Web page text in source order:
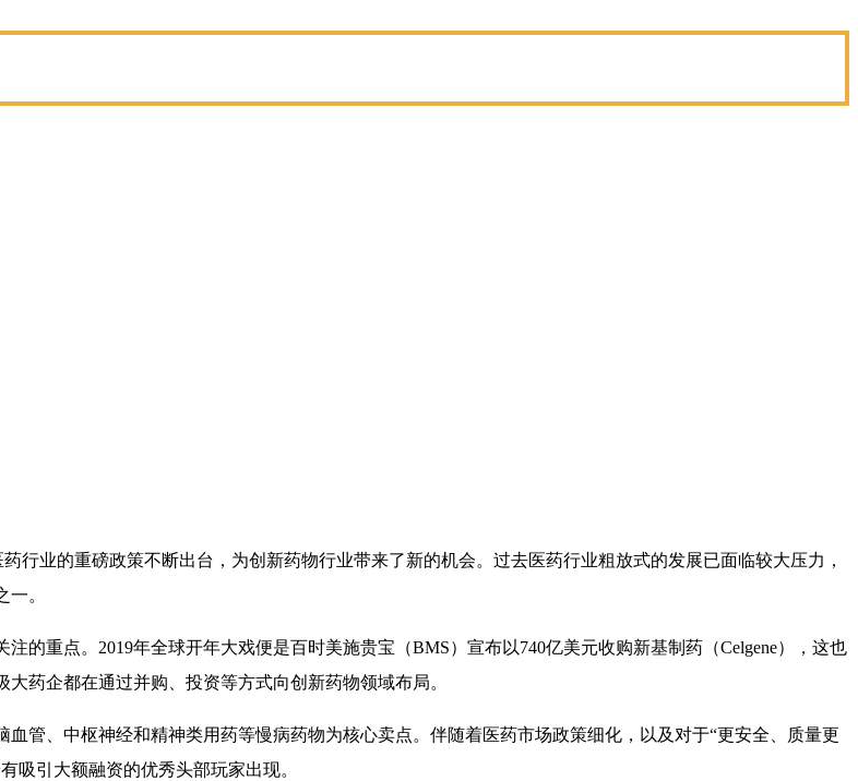
行业的重磅政策不断出台，为创新药物行业带来了新的机会。过去医药行业粗放式的发展已面临较大压力，
。
的重点。2019年全球开年大戏便是百时美施贵宝（BMS）宣布以740亿美元收购新基制药（Celgene），这也
药企都在通过并购、投资等方式向创新药物领域布局。
管、中枢神经和精神类用药等慢病药物为核心卖点。伴随着医药市场政策细化，以及对于“更安全、质量更
吸引大额融资的优秀头部玩家出现。